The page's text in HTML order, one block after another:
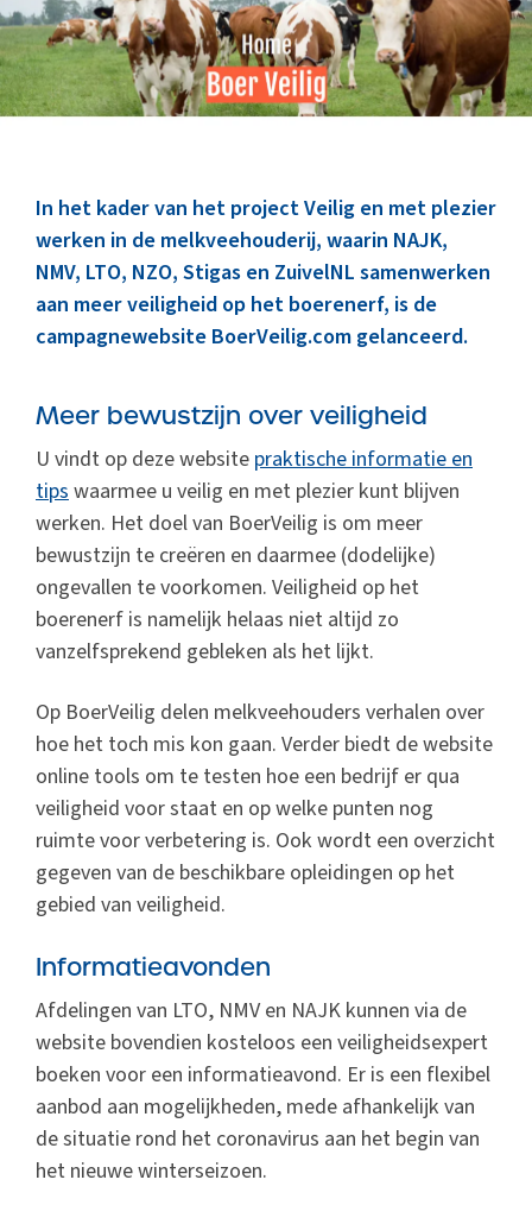
Thema’s & Over ZuivelNL
In het kader van het project Veilig en met plezier
werken in de melkveehouderij, waarin NAJK,
NMV, LTO, NZO, Stigas en ZuivelNL samenwerken
aan meer veiligheid op het boerenerf, is de
campagnewebsite BoerVeilig.com gelanceerd.
Meer bewustzijn over veiligheid
U vindt op deze website praktische informatie en
tipswaarmee u veilig en met plezier kunt blijven
werken. Het doel van BoerVeilig is om meer
bewustzijn te creëren en daarmee (dodelijke)
ongevallen te voorkomen. Veiligheid op het
boerenerf is namelijk helaas niet altijd zo
vanzelfsprekend gebleken als het lijkt.
Op BoerVeilig delen melkveehouders verhalen over
hoe het toch mis kon gaan. Verder biedt de website
online tools om te testen hoe een bedrijf er qua
veiligheid voor staat en op welke punten nog
ruimte voor verbetering is. Ook wordt een overzicht
gegeven van de beschikbare opleidingen op het
gebied van veiligheid.
Informatieavonden
Afdelingen van LTO, NMV en NAJK kunnen via de
website bovendien kosteloos een veiligheidsexpert
boeken voor een informatieavond. Er is een flexibel
aanbod aan mogelijkheden, mede afhankelijk van
de situatie rond het coronavirus aan het begin van
het nieuwe winterseizoen.